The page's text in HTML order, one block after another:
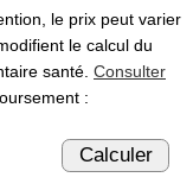
le prix peut varier
le calcul du
santé. Consulter
:
Calculer